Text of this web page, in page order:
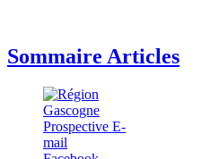
Sommaire Articles